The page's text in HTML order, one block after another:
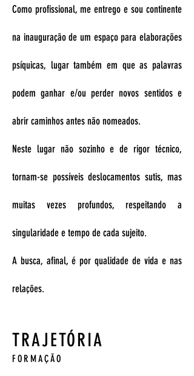
Como profissional, me entrego e sou continente
na inauguração de um espaço para elaborações
psíquicas, lugar também em que as palavras
podem ganhar e/ou perder novos sentidos e
abrir caminhos antes não nomeados.
Neste lugar não sozinho e de rigor técnico,
tornam-se possíveis deslocamentos sutis, mas
muitas vezes profundos, respeitando a
singularidade e tempo de cada sujeito.
A busca, afinal, é por qualidade de vida e nas
relações.
TRAJETÓRIA
FORMAÇÃO